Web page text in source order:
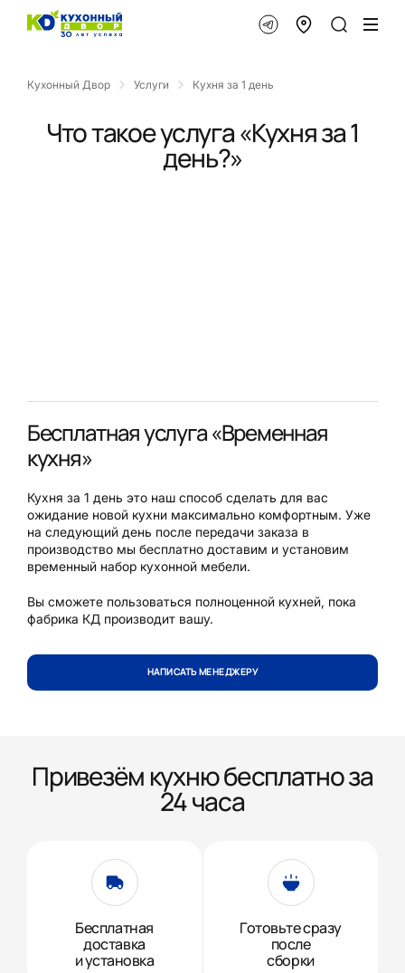
Кухонный Двор Услуги Кухня за 1 день
Что такое услуга «Кухня за 1
день?»
Бесплатная услуга «Временная
кухня»
Кухня за 1 день это наш способ сделать для вас
ожидание новой кухни максимально комфортным. Уже
на следующий день после передачи заказа в
производство мы бесплатно доставим и установим
временный набор кухонной мебели.
Вы сможете пользоваться полноценной кухней, пока
фабрика КД производит вашу.
НАПИСАТЬ МЕНЕДЖЕРУ
Привезём кухню бесплатно за
24 часа
Бесплатная
доставка
и установка
Готовьте сразу
после
сборки